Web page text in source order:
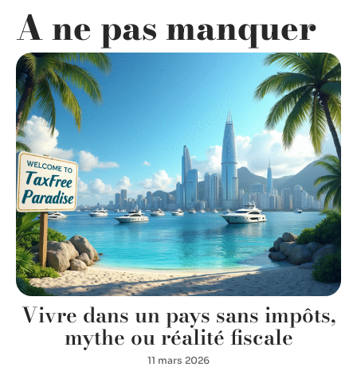
A ne pas manquer
Vivre dans un pays sans impôts,
mythe ou réalité fiscale
11 mars 2026